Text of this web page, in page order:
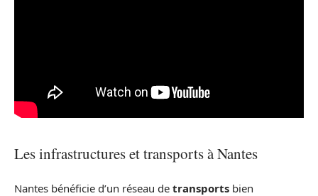
Les infrastructures et transports à Nantes
Nantes bénéficie d’un réseau de transports bien